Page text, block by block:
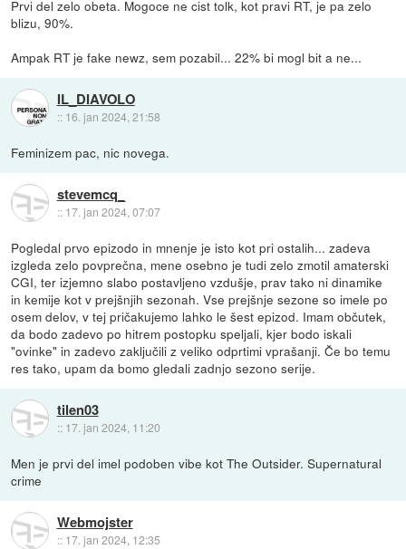
Prvi del zelo obeta. Mogoce ne cist tolk, kot pravi RT, je pa zelo
blizu, 90%.
Ampak RT je fake newz, sem pozabil... 22% bi mogl bit a ne...
IL_DIAVOLO
:: 16. jan 2024, 21:58
Feminizem pac, nic novega.
stevemcq_
:: 17. jan 2024, 07:07
Pogledal prvo epizodo in mnenje je isto kot pri ostalih... zadeva
izgleda zelo povprečna, mene osebno je tudi zelo zmotil amaterski
CGI, ter izjemno slabo postavljeno vzdušje, prav tako ni dinamike
in kemije kot v prejšnjih sezonah. Vse prejšnje sezone so imele po
osem delov, v tej pričakujemo lahko le šest epizod. Imam občutek,
da bodo zadevo po hitrem postopku speljali, kjer bodo iskali
"ovinke" in zadevo zaključili z veliko odprtimi vprašanji. Če bo temu
res tako, upam da bomo gledali zadnjo sezono serije.
tilen03
:: 17. jan 2024, 11:20
Men je prvi del imel podoben vibe kot The Outsider. Supernatural
crime
Webmojster
:: 17. jan 2024, 12:35